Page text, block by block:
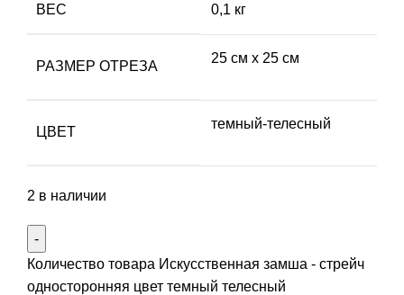
ВЕС 0,1 кг
РАЗМЕР ОТРЕЗА
25 см х 25 см
ЦВЕТ
темный-телесный
2 в наличии
Количество товара Искусственная замша - стрейч
односторонняя цвет темный телесный